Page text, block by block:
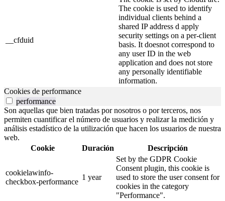
__cfduid
The cookie is used to identify
individual clients behind a
shared IP address d apply
security settings on a per-client
basis. It doesnot correspond to
any user ID in the web
application and does not store
any personally identifiable
information.
Cookies de performance
performance
Son aquellas que bien tratadas por nosotros o por terceros, nos
permiten cuantificar el número de usuarios y realizar la medición y
análisis estadístico de la utilización que hacen los usuarios de nuestra
web.
Cookie
Duración Descripción
cookielawinfo-
checkbox-performance
1 year
Set by the GDPR Cookie
Consent plugin, this cookie is
used to store the user consent for
cookies in the category
"Performance".